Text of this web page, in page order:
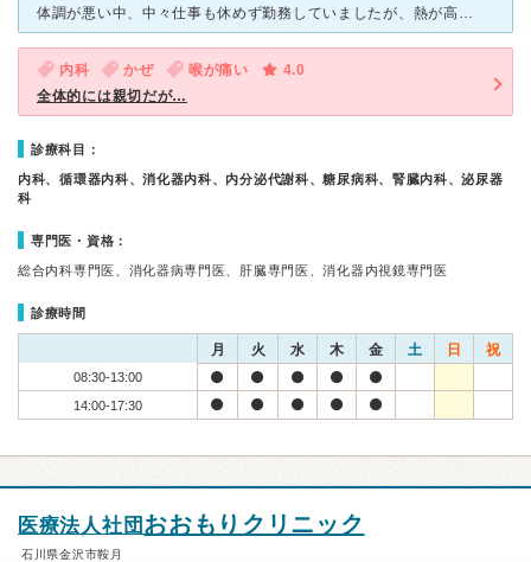
体調が悪い中、中々仕事も休めず勤務していましたが、熱が高くなりそうで早退した際に行きました。 ビジネス街の真ん中にあり、付近でお仕事されている方には、立地的にとても便利だと思います。 自分
内科 かぜ 喉が痛い
4.0
全体的には親切だが…
診療科目：
内科、循環器内科、消化器内科、内分泌代謝科、糖尿病科、腎臓内科、泌尿器
科
専門医・資格：
総合内科専門医、消化器病専門医、肝臓専門医、消化器内視鏡専門医
診療時間
月 火 水 木 金 土 日 祝
08:30-13:00
14:00-17:30
医療法人社団 おおもりクリニック
石川県金沢市鞍月